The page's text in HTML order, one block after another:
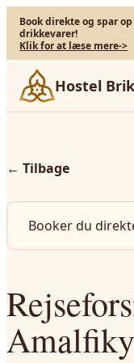
Book direkte og spar
drikkevarer!
Klik for at læse mere->
Hostel
← Tilbage
Booker du